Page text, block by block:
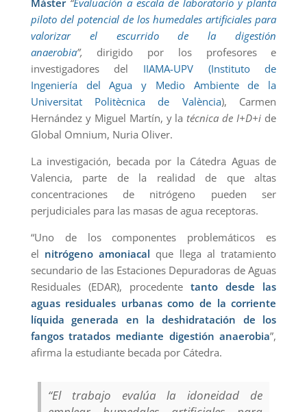
piloto del potencial de los humedales artificiales para
valorizar el escurrido de la digestión
anaerobia”, dirigido por los profesores e
investigadores del IIAMA-UPV (Instituto de
Ingeniería del Agua y Medio Ambiente de la
Universitat Politècnica de València), Carmen
Hernández y Miguel Martín, y latécnica de I+D+i de
Global Omnium, Nuria Oliver.
La investigación, becada por la Cátedra Aguas de
Valencia, parte de la realidad de que altas
concentraciones de nitrógeno pueden ser
perjudiciales para las masas de agua receptoras.
“Uno de los componentes problemáticos es
el nitrógeno amoniacal que llega al tratamiento
secundario de las Estaciones Depuradoras de Aguas
Residuales (EDAR), procedentetanto desde las
aguas residuales urbanas como de la corriente
líquida generada en la deshidratación de los
fangos tratados mediante digestión anaerobia”,
afirma la estudiante becada por Cátedra.
“El trabajo evalúa la idoneidad de